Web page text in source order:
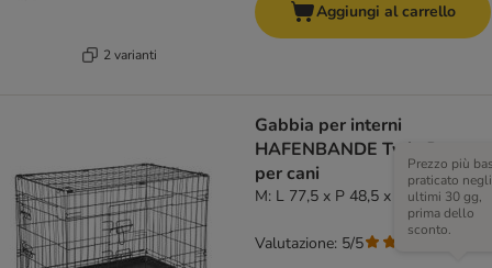
2 varianti
Aggiungi al carrello
Gabbia per interni
HAFENBANDE Twin Door
per cani
M: L 77,5 x P 48,5 x H 55,5 cm
Prezzo più
praticato negli
ultimi 30 gg,
prima dello
sconto.
Valutazione: 5/5